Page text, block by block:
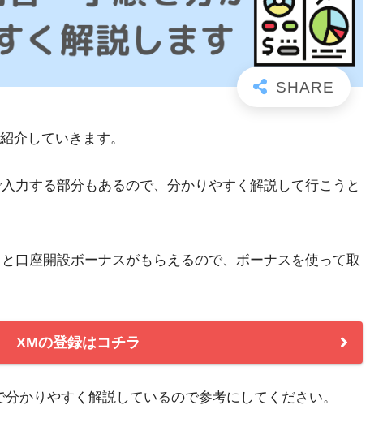
介していきます。
力する部分もあるので、分かりやすく解説して行こうと
口座開設ボーナスがもらえるので、ボーナスを使って取
XMの登録はコチラ
かりやすく解説しているので参考にしてください。